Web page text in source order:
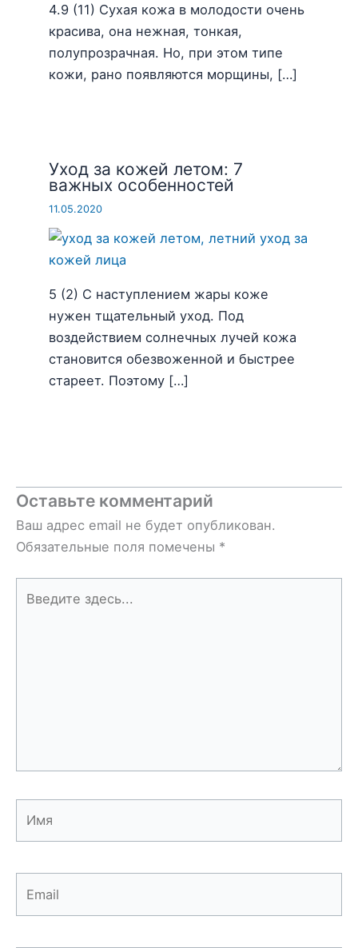
4.9 (11) Сухая кожа в молодости очень
красива, она нежная, тонкая,
полупрозрачная. Но, при этом типе
кожи, рано появляются морщины, […]
Уход за кожей летом: 7
важных особенностей
11.05.2020
5 (2) С наступлением жары коже
нужен тщательный уход. Под
воздействием солнечных лучей кожа
становится обезвоженной и быстрее
стареет. Поэтому […]
Оставьте комментарий
Ваш адрес email не будет опубликован.
Обязательные поля помечены *
здесь...